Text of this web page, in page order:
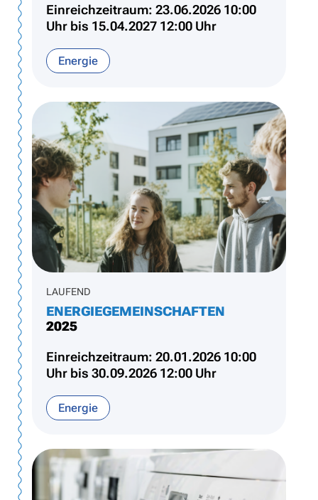
Einreichzeitraum: 23.06.2026 10:00
Uhr bis 15.04.2027 12:00 Uhr
Energie
LAUFEND
ENERGIEGEMEINSCHAFTEN
2025
Einreichzeitraum: 20.01.2026 10:00
Uhr bis 30.09.2026 12:00 Uhr
Energie